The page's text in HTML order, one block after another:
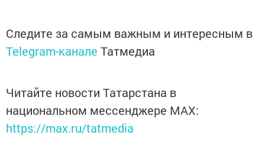
Следите за самым важным и интересным в
Telegram-канале Татмедиа
Читайте новости Татарстана в
национальном мессенджере MАХ:
https://max.ru/tatmedia